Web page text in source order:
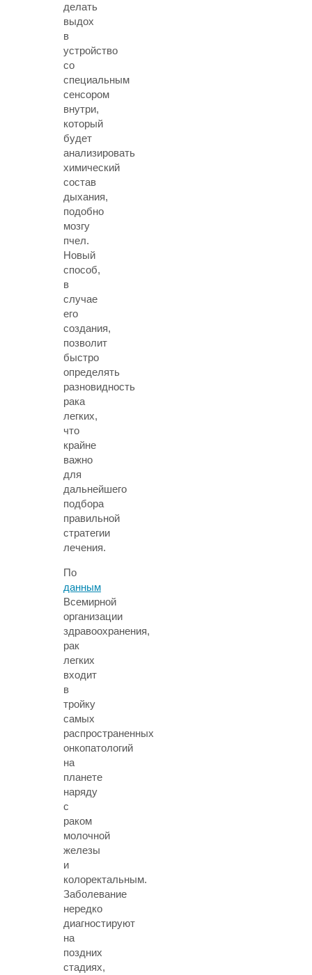
делать
выдох
в
устройство
со
специальным
сенсором
внутри,
который
будет
анализировать
химический
состав
дыхания,
подобно
мозгу
пчел.
Новый
способ,
в
случае
его
создания,
позволит
быстро
определять
разновидность
рака
легких,
что
крайне
важно
для
дальнейшего
подбора
правильной
стратегии
лечения.
По
данным
Всемирной
организации
здравоохранения,
рак
легких
входит
в
тройку
самых
распространенных
онкопатологий
на
планете
наряду
с
раком
молочной
железы
и
колоректальным.
Заболевание
нередко
диагностируют
на
поздних
стадиях,